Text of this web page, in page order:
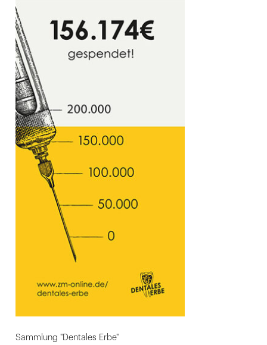
Sammlung "Dentales Erbe"